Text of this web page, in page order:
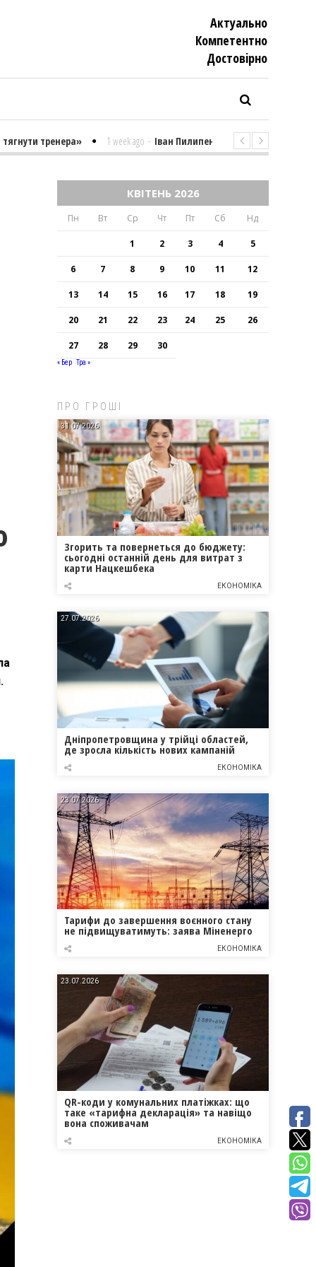
Актуально
Компетентно
Достовiрно
тренера» 1 week ago - Іван Пилипенко «Найважчими є суто
КВІТЕНЬ 2026
Пн Вт Ср Чт Пт Сб Нд
1 2 3 4 5
6 7 8 9 10 11 12
13 14 15 16 17 18 19
20 21 22 23 24 25 26
27 28 29 30
« Бер Тра »
ПРО ГРОШІ
31.07.2026
Згорить та повернеться до бюджету:
сьогодні останній день для витрат з
карти Нацкешбека
ЕКОНОМІКА
27.07.2026
Дніпропетровщина у трійці областей,
де зросла кількість нових кампаній
ЕКОНОМІКА
23.07.2026
Тарифи до завершення воєнного стану
не підвищуватимуть: заява Міненерго
ЕКОНОМІКА
23.07.2026
QR-коди у комунальних платіжках: що
таке «тарифна декларація» та навіщо
вона споживачам
ЕКОНОМІКА